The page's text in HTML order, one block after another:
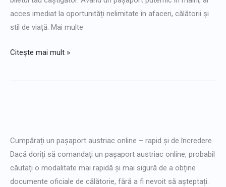
acces imediat la oportunități nelimitate în afaceri, călătorii și
stil de viață. Mai multe
Citește mai mult »
Cumpărați un pașaport austriac online – rapid și de încredere
Dacă doriți să comandați un pașaport austriac online, probabil
căutați o modalitate mai rapidă și mai sigură de a obține
documente oficiale de călătorie, fără a fi nevoit să așteptați.
austriac
online